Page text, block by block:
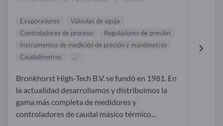
Evaporadores
Válvulas de aguja
Controladores de proceso
Reguladores de presión
Instrumentos de medición de presión y manómetros
Caudalímetros
...
Bronkhorst High-Tech B.V. se fundó en 1981. En
la actualidad desarrollamos y distribuimos la
gama más completa de medidores y
controladores de caudal másico térmico...